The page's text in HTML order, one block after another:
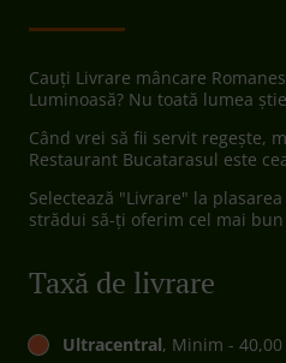
Cauți Livrare mâncare
Luminoasă? Nu toată lumea
Când vrei să fii servit regește,
Restaurant Bucatarasul este
Selectează "Livrare" la
strădui să-ți oferim cel mai
Taxă de livrare
Ultracentral, Minim - 40,00